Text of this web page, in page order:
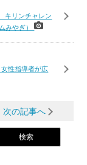
キリンチャレン
みやぎ）
性指導者が広
次の記事へ